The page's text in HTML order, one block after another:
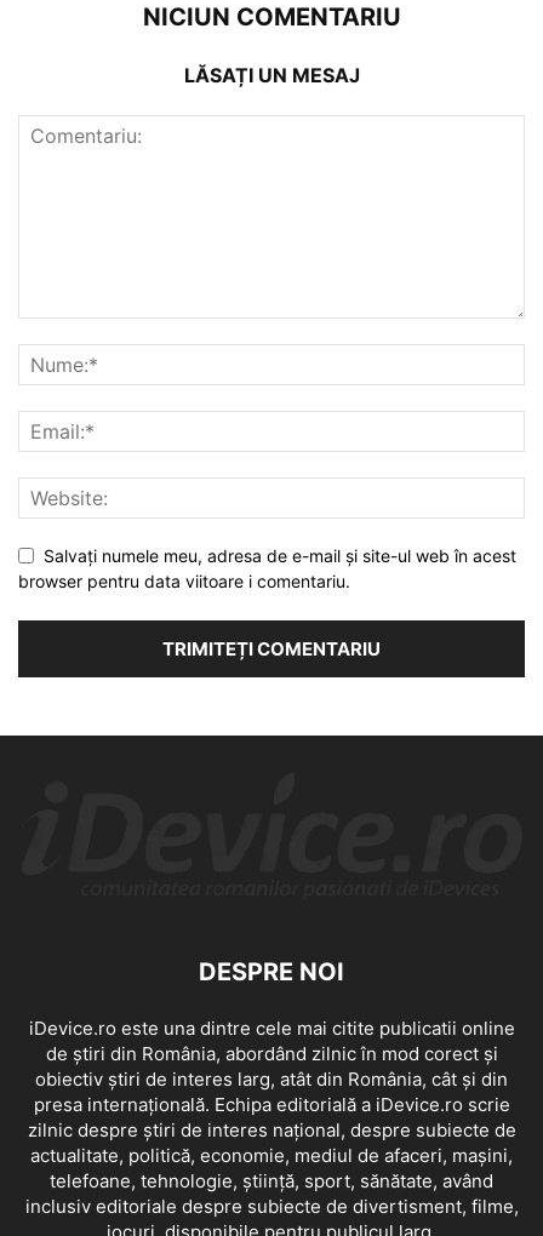
NICIUN COMENTARIU
LĂSAȚI UN MESAJ
Salvați numele meu, adresa de e-mail și site-ul web în acest
browser pentru data viitoare i comentariu.
DESPRE NOI
iDevice.ro este una dintre cele mai citite publicatii online
de știri din România, abordând zilnic în mod corect și
obiectiv știri de interes larg, atât din România, cât și din
presa internațională. Echipa editorială a iDevice.ro scrie
zilnic despre știri de interes național, despre subiecte de
actualitate, politică, economie, mediul de afaceri, mașini,
telefoane, tehnologie, știință, sport, sănătate, având
inclusiv editoriale despre subiecte de divertisment, filme,